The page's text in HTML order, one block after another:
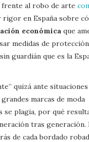
frente al robo de arte
en España sobre
económica que
medidas de
guardián que es la
quizá ante
marcas de moda
se plagia, por qué
tras generación.
de cada bordado